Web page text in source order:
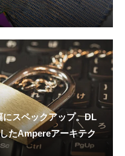
スペックアップ。DL
たAmpereアーキテク